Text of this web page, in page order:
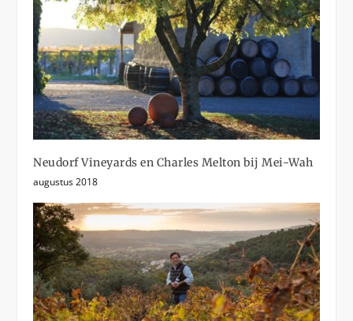
Neudorf Vineyards en Charles Melton bij Mei-Wah
augustus 2018